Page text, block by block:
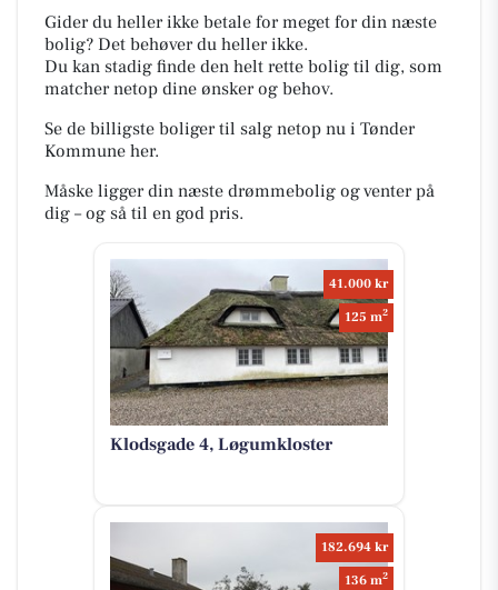
Gider du heller ikke betale for meget for din næste
bolig? Det behøver du heller ikke.
Du kan stadig finde den helt rette bolig til dig, som
matcher netop dine ønsker og behov.
Se de billigste boliger til salg netop nu i Tønder
Kommune her.
Måske ligger din næste drømmebolig og venter på
dig – og så til en god pris.
41.000 kr
125 m2
Klodsgade 4, Løgumkloster
182.694 kr
136 m2